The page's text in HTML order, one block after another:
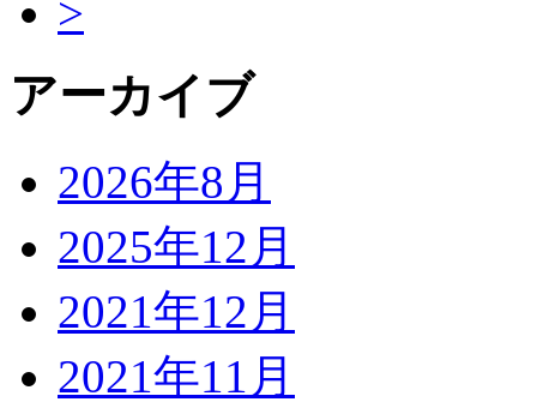
>
アーカイブ
2026年8月
2025年12月
2021年12月
2021年11月